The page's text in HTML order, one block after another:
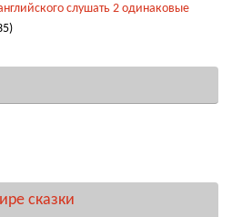
слушать 2 одинаковые
сказки